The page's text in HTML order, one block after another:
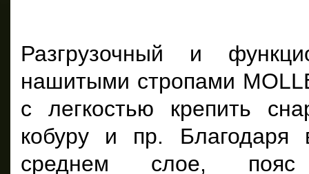
Разгрузочный и
нашитыми стропами
с легкостью крепить
кобуру и пр. Благодаря
среднем слое,